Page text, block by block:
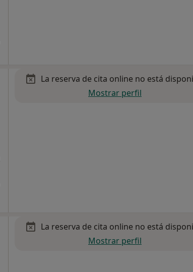
La reserva de cita online no está
Mostrar perfil
La reserva de cita online no está
Mostrar perfil